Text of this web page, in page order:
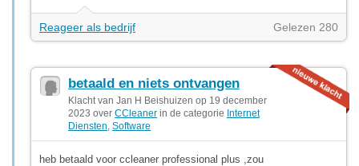
Reageer als bedrijf Gelezen 280
betaald en niets ontvangen
Klacht van Jan H Beishuizen op 19 december
2023 over CCleaner in de categorie Internet
Diensten Software
heb betaald voor ccleaner professional plus ,zou